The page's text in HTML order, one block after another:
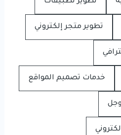
تطوير متجر إلكتروني
خدمات تصميم المواقع